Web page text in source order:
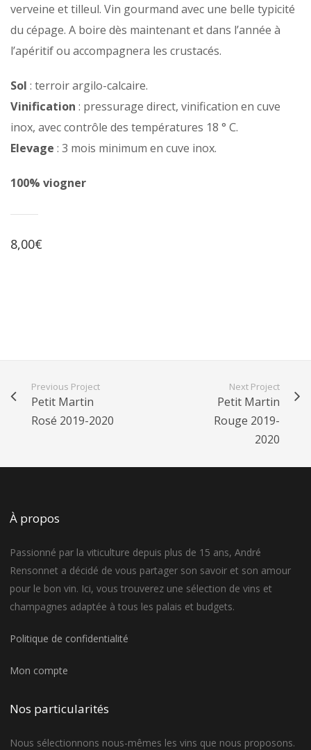
verveine et tilleul. Vin gourmand avec une belle typicité
du cépage. A boire dès maintenant et dans l’année à
l’apéritif ou accompagnera les crustacés.
Sol : terroir argilo-calcaire.
Vinification : pressurage direct, vinification en cuve
inox, avec contrôle des températures 18 ° C.
Elevage : 3 mois minimum en cuve inox.
100% viogner
8,00€
Previous Project
Petit Martin
Rosé 2019-2020
Next Project
Petit Martin
Rouge 2019-
2020
À propos
Passionné par la viticulture depuis plus de 15 ans, André
Rensonnet a décidé de vous partager son savoir et son amour
pour le bon vin. Ici, vous trouverez une sélection de vins et
champagnes adaptée à tous les palais et budgets.
Politique de confidentialité
Mon compte
Nos particularités
Nous sélectionnons nous-mêmes les vins que nous proposons.